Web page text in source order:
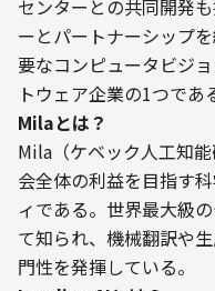
センターとの共同開発
ーとパートナーシップ
要なコンピュータビジ
トウェア企業の1つであ
Milaとは？
Mila（ケベック人工知
会全体の利益を目指す
ィである。世界最大級
て知られ、機械翻訳や
門性を発揮している。